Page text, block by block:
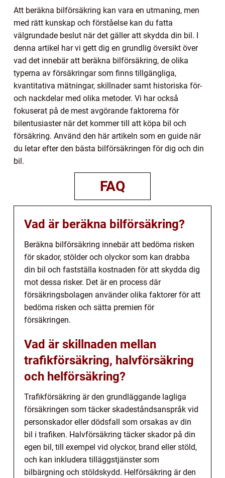
Att beräkna bilförsäkring kan vara en utmaning, men
med rätt kunskap och förståelse kan du fatta
välgrundade beslut när det gäller att skydda din bil. I
denna artikel har vi gett dig en grundlig översikt över
vad det innebär att beräkna bilförsäkring, de olika
typerna av försäkringar som finns tillgängliga,
kvantitativa mätningar, skillnader samt historiska för-
och nackdelar med olika metoder. Vi har också
fokuserat på de mest avgörande faktorerna för
bilentusiaster när det kommer till att köpa bil och
försäkring. Använd den här artikeln som en guide när
du letar efter den bästa bilförsäkringen för dig och din
bil.
FAQ
Vad är beräkna bilförsäkring?
Beräkna bilförsäkring innebär att bedöma risken
för skador, stölder och olyckor som kan drabba
din bil och fastställa kostnaden för att skydda dig
mot dessa risker. Det är en process där
försäkringsbolagen använder olika faktorer för att
bedöma risken och sätta premien för
försäkringen.
Vad är skillnaden mellan
trafikförsäkring, halvförsäkring
och helförsäkring?
Trafikförsäkring är den grundläggande lagliga
försäkringen som täcker skadeståndsanspråk vid
personskador eller dödsfall som orsakas av din
bil i trafiken. Halvförsäkring täcker skador på din
egen bil, till exempel vid olyckor, brand eller stöld,
och kan inkludera tilläggstjänster som
bilbärgning och stöldskydd. Helförsäkring är den